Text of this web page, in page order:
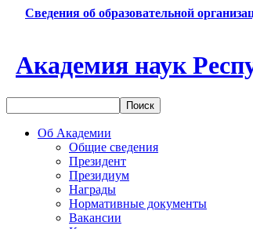
Сведения об образовательной
Академия наук
Об Академии
Общие сведения
Президент
Президиум
Награды
Нормативные документы
Вакансии